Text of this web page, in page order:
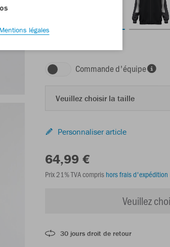
Commande d'équipe
Veuillez choisir la taille
Personnaliser article
64,99 €
Prix 21% TVA compris hors frais d'expédition
Veuillez
30 jours droit de retour
Mentions légales